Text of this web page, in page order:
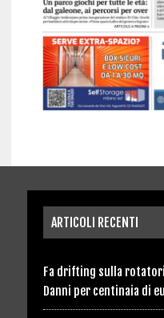
ARTICOLI RECENTI
Fa drifting sulla
Danni per centinaia di